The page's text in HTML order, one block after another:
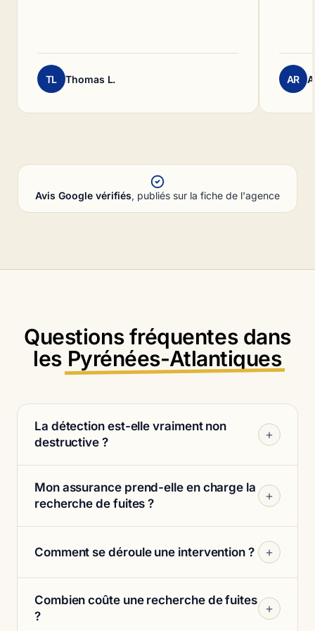
TL Thomas L. AR
Avis Google vérifiés, publiés sur la fiche de l'agence
Questions fréquentes dans
les Pyrénées-Atlantiques
La détection est-elle vraiment non
destructive ?
+
Mon assurance prend-elle en charge la
recherche de fuites ?
+
Comment se déroule une intervention ? +
Combien coûte une recherche de fuites
?
+